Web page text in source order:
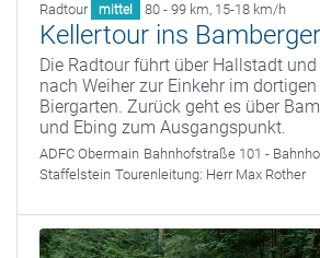
Radtour mittel 80 - 99 km, 15-18 km/h
Kellertour ins
Die Radtour führt über Hallstadt und
nach Weiher zur Einkehr im dortigen
Biergarten. Zurück geht es über
und Ebing zum Ausgangspunkt.
ADFC Obermain Bahnhofstraße 101 -
Staffelstein Tourenleitung: Herr Max Rother